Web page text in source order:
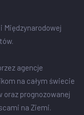
Międzynarodowej
agencje
na całym świecie
prognozowanej
na Ziemi.